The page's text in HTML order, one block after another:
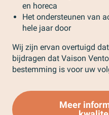
en horeca
Het ondersteunen van
hele jaar door
Wij zijn ervan overtuigd
bijdragen dat Vaison
bestemming is voor uw
Meer